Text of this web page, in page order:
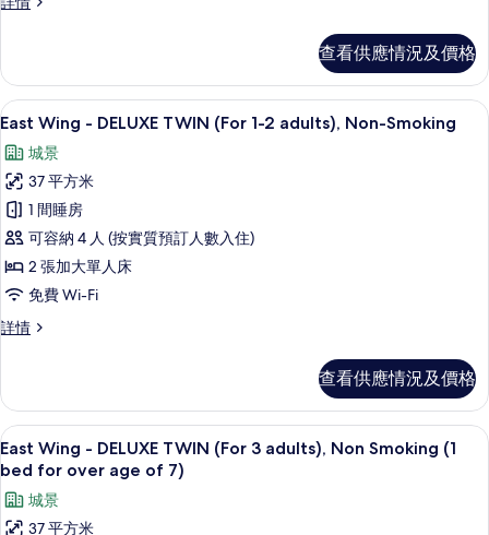
相
詳
2
adults),
Non-
Smoking
的
相
片
TWIN
(For
1-
adults),
Non-
Smoking
詳
情
查看供應情況及價格
載
入
所
有
East
Wing
-
DELUXE
TWIN
2
adults),
Non-
Smoking
的
相
高級寢具、羽絨被、房內夾萬、手提
16
East Wing - DELUXE TWIN (For 1-2 adults), Non-Smoking
城景
37 平方米
1 間睡房
可容納 4 人 (按實質預訂人數入住)
2 張加大單人床
免費 Wi-Fi
詳情
East
TWIN
(For
1-
2
Non-
Smoking
查看供應情況及價格
載
入
所
有
高級寢具、羽絨被、房內夾萬、手提
16
East Wing - DELUXE TWIN (For 3 adults), Non Smoking (1
bed for over age of 7)
城景
37 平方米